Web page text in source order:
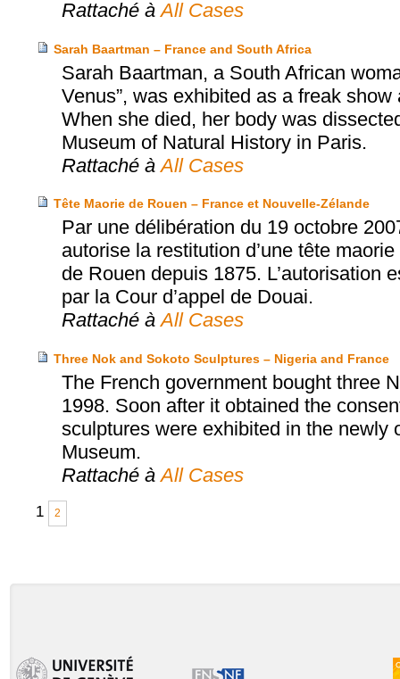
Rattaché à All Cases
Sarah Baartman – France and South Africa
Sarah Baartman, a South African
Venus”, was exhibited as a freak
When she died, her body was
Museum of Natural History in Paris.
Rattaché à All Cases
Tête Maorie de Rouen – France et Nouvelle-Zélande
Par une délibération du 19 octobre
autorise la restitution d’une tête
de Rouen depuis 1875. L’autorisation
par la Cour d’appel de Douai.
Rattaché à All Cases
Three Nok and Sokoto Sculptures – Nigeria and France
The French government bought three
1998. Soon after it obtained the
sculptures were exhibited in the
Museum.
Rattaché à All Cases
1 2